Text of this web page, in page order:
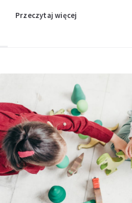
Przeczytaj więcej